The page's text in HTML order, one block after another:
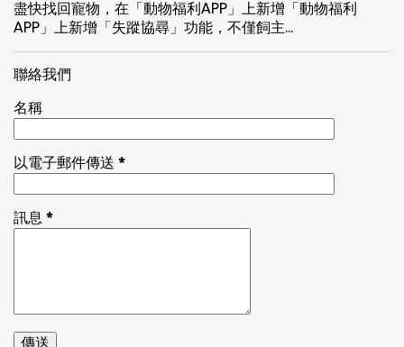
盡快找回寵物，在「動物福利APP」上新增「動物福利
APP」上新增「失蹤協尋」功能，不僅飼主...
聯絡我們
名稱
以電子郵件傳送 *
訊息 *